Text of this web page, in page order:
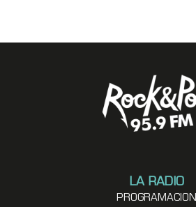
LA RADIO
PROGRAMACION